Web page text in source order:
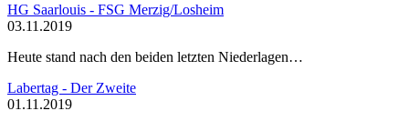
HG Saarlouis - FSG Merzig/Losheim
03.11.2019
Heute stand nach den beiden letzten Niederlagen…
Labertag - Der Zweite
01.11.2019